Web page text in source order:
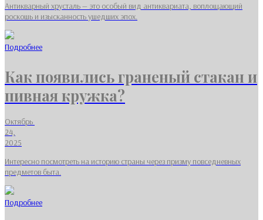
Антикварный хрусталь — это особый вид антиквариата, воплощающий
роскошь и изысканность ушедших эпох.
Подробнее
Как появились граненый стакан и
пивная кружка?
Октябрь
24,
2025
Интересно посмотреть на историю страны через призму повседневных
предметов быта.
Подробнее